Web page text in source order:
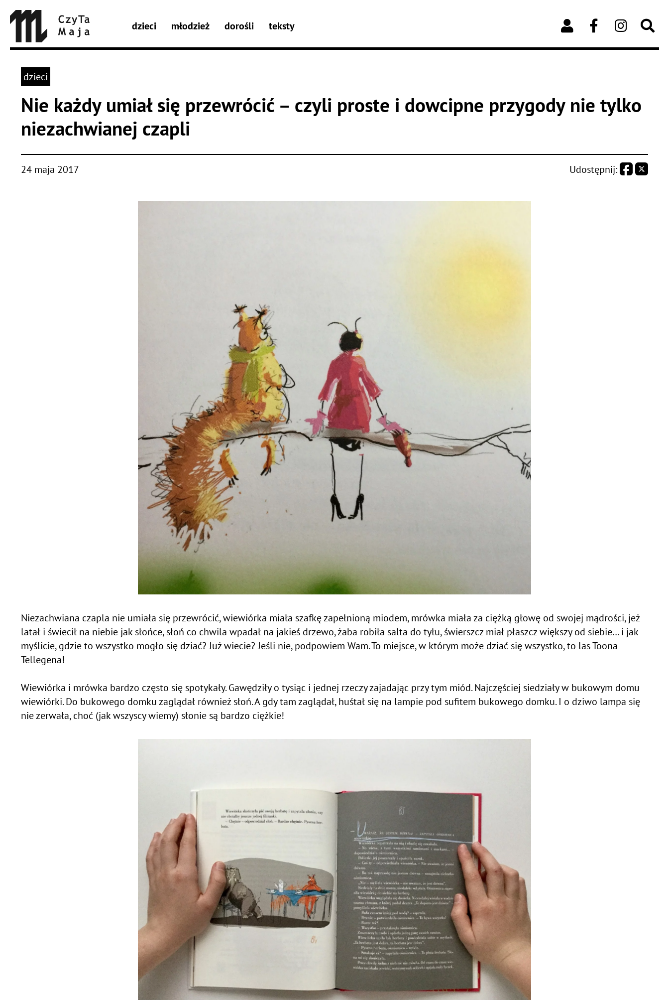
dzieci młodzież dorośli teksty
dzieci
Nie każdy umiał się przewrócić – czyli proste i dowcipne przygody nie tylko
niezachwianej czapli
24 maja 2017 Udostępnij:
Niezachwiana czapla nie umiała się przewrócić, wiewiórka miała szafkę zapełnioną miodem, mrówka miała za ciężką głowę od swojej mądrości, jeż
latał i świecił na niebie jak słońce, słoń co chwila wpadał na jakieś drzewo, żaba robiła salta do tyłu, świerszcz miał płaszcz większy od siebie… i jak
myślicie, gdzie to wszystko mogło się dziać? Już wiecie? Jeśli nie, podpowiem Wam. To miejsce, w którym może dziać się wszystko, to las Toona
Tellegena!
Wiewiórka i mrówka bardzo często się spotykały. Gawędziły o tysiąc i jednej rzeczy zajadając przy tym miód. Najczęściej siedziały w bukowym domu
wiewiórki. Do bukowego domku zaglądał również słoń. A gdy tam zaglądał, huśtał się na lampie pod sufitem bukowego domku. I o dziwo lampa się
nie zerwała, choć (jak wszyscy wiemy) słonie są bardzo ciężkie!